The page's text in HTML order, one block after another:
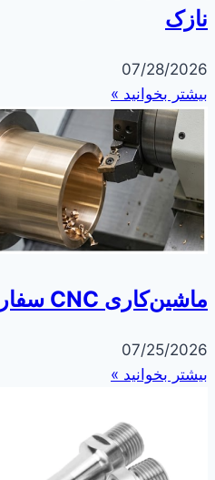
نازک
07/28/2026
بیشتر بخوانید »
ماشین‌کاری CNC سفارشی قطعات برنزی
07/25/2026
بیشتر بخوانید »